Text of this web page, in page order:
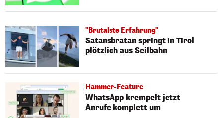
"Brutalste Erfahrung"
Satansbratan springt in Tirol
plötzlich aus Seilbahn
Hammer-Feature
WhatsApp krempelt jetzt
Anrufe komplett um